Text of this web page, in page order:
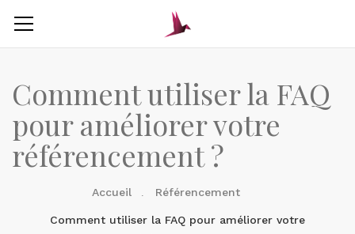
Comment utiliser la FAQ
pour améliorer votre
référencement ?
Accueil Référencement
Comment utiliser la FAQ pour améliorer votre